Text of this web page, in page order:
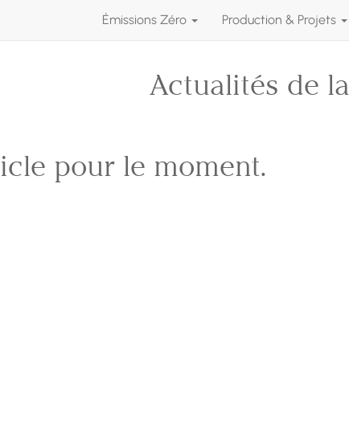
Émissions Zéro Production & Projets
Actualités de
pour le moment.